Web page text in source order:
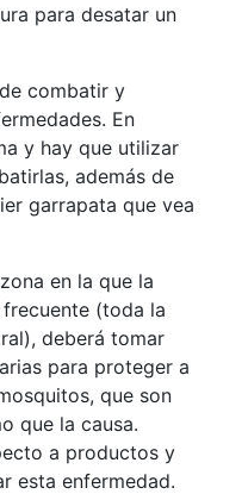
para desatar un
combatir y
En
y hay que utilizar
además de
garrapata que vea
en la que la
(toda la
deberá tomar
para proteger a
que son
que la causa.
a productos y
esta enfermedad.